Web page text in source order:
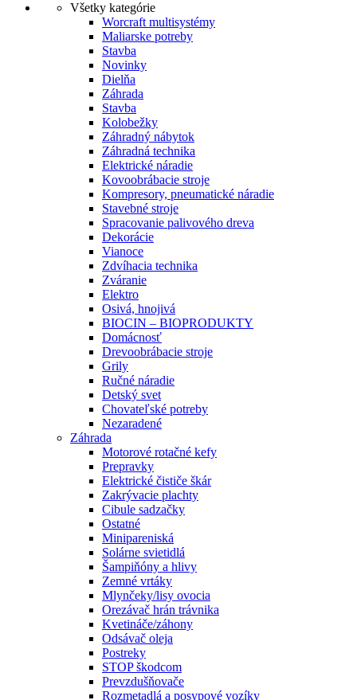
Všetky kategórie
Worcraft multisystémy
Maliarske potreby
Stavba
Novinky
Dielňa
Záhrada
Stavba
Kolobežky
Záhradný nábytok
Záhradná technika
Elektrické náradie
Kovoobrábacie stroje
Kompresory, pneumatické náradie
Stavebné stroje
Spracovanie palivového dreva
Dekorácie
Vianoce
Zdvíhacia technika
Zváranie
Elektro
Osivá, hnojivá
BIOCIN – BIOPRODUKTY
Domácnosť
Drevoobrábacie stroje
Grily
Ručné náradie
Detský svet
Chovateľské potreby
Nezaradené
Záhrada
Motorové rotačné kefy
Prepravky
Elektrické čističe škár
Zakrývacie plachty
Cibule sadzačky
Ostatné
Minipareniská
Solárne svietidlá
Šampiňóny a hlivy
Zemné vrtáky
Mlynčeky/lisy ovocia
Orezávač hrán trávnika
Kvetináče/záhony
Odsávač oleja
Postreky
STOP škodcom
Prevzdušňovače
Rozmetadlá a posypové vozíky